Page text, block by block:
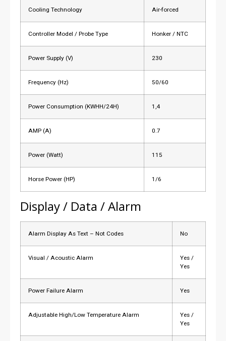
Cooling Technology Air-forced
Controller Model / Probe Type Honker / NTC
Power Supply (V) 230
Frequency (Hz) 50/60
Power Consumption (KWHH/24H) 1,4
AMP (A) 0.7
Power (Watt) 115
Horse Power (HP) 1/6
Display / Data / Alarm
Alarm Display As Text – Not Codes No
Visual / Acoustic Alarm
Yes /
Yes
Power Failure Alarm Yes
Adjustable High/Low Temperature Alarm
Yes /
Yes